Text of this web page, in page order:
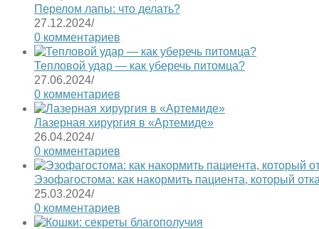
Перелом лапы: что делать?
27.12.2024/
0 комментариев
Тепловой удар — как уберечь питомца?
27.06.2024/
0 комментариев
Лазерная хирургия в «Артемиде»
26.04.2024/
0 комментариев
Эзофагостома: как накормить пациента, который
25.03.2024/
0 комментариев